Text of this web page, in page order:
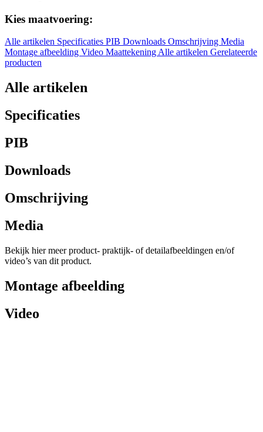
Kies maatvoering:
Alle artikelen Specificaties PIB Downloads Omschrijving Media
Montage afbeelding Video MaattekeningAlle artikelen Gerelateerde
producten
Alle artikelen
Specificaties
PIB
Downloads
Omschrijving
Media
Bekijk hier meer product- praktijk- of detailafbeeldingen en/of
video’s van dit product.
Montage afbeelding
Video